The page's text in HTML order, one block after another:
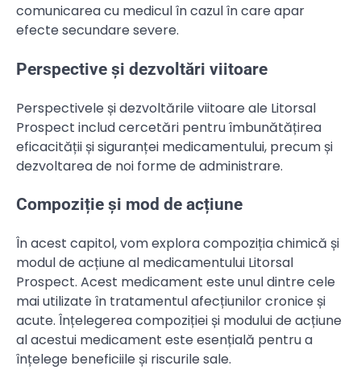
comunicarea cu medicul în cazul în care apar
efecte secundare severe.
Perspective și dezvoltări viitoare
Perspectivele și dezvoltările viitoare ale Litorsal
Prospect includ cercetări pentru îmbunătățirea
eficacității și siguranței medicamentului, precum și
dezvoltarea de noi forme de administrare.
Compoziție și mod de acțiune
În acest capitol, vom explora compoziția chimică și
modul de acțiune al medicamentului Litorsal
Prospect. Acest medicament este unul dintre cele
mai utilizate în tratamentul afecțiunilor cronice și
acute. Înțelegerea compoziției și modului de acțiune
al acestui medicament este esențială pentru a
înțelege beneficiile și riscurile sale.